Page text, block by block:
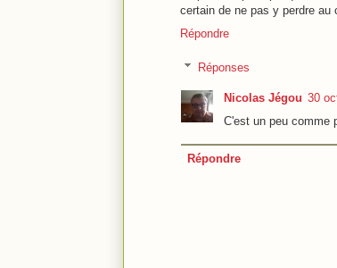
certain de ne pas y perdre au
Répondre
Réponses
Nicolas Jégou 30
C'est un peu comme
Répondre